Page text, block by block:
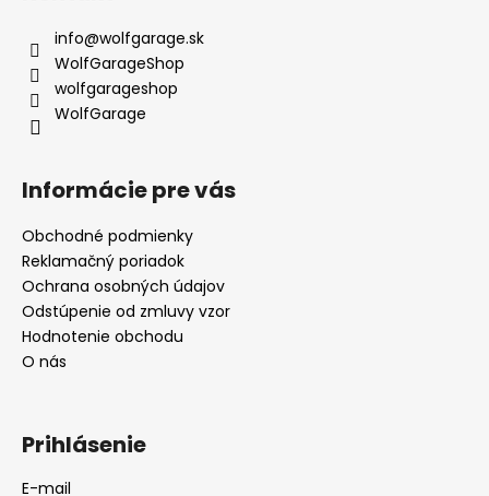
info@wolfgarage.sk
WolfGarageShop
wolfgarageshop
WolfGarage
Informácie pre vás
Obchodné podmienky
Reklamačný poriadok
Ochrana osobných údajov
Odstúpenie od zmluvy vzor
Hodnotenie obchodu
O nás
Prihlásenie
E-mail